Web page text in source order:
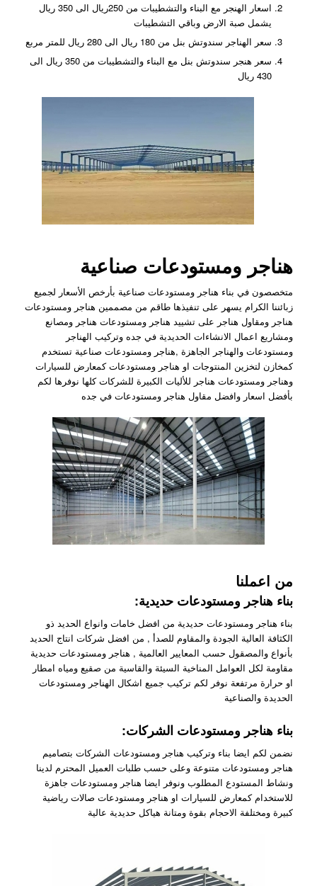
اسعار الهنجر مع البناء والتشطيبات من 250ريال الى 350 ريال
يشمل صبة الارض وباقي التشطيبات
سعر الهناجر سندوتش بنل من 180 ريال الى 280 ريال للمتر مربع
سعر هنجر سندوتش بنل مع البناء والتشطيبات من 350 ريال الى
430 ريال
هناجر ومستودعات صناعية
متخصصون في بناء هناجر ومستودعات صناعية بأرخص الأسعار لجميع
زبائننا الكرام يسهر على تنفيذها طاقم من مصممين هناجر ومستودعات
هناجر ومقاول هناجر على تشييد هناجر ومستودعات هناجر ومصانع
ومشاريع اعمال الانشاءات الحديدية في جده وتركيب الهناجر
ومستودعات والهناجر الجاهزة ,هناجر ومستودعات صناعية تستخدم
كمخازن لتخزين المنتوجات او هناجر ومستودعات كمعارض للسيارات
وهناجر ومستودعات هناجر للأليات الكبيرة للشركات كلها نوفرها لكم
بأفضل اسعار وافضل مقاول هناجر ومستودعات في جده
من اعملنا
بناء هناجر ومستودعات حديدية:
بناء هناجر ومستودعات حديدية من افضل خامات وانواع الحديد ذو
الكثافة العالية الجودة والمقاوم للصدأ , من افضل شركات انتاج الحديد
بأنواع والمصقول حسب المعايير العالمية , هناجر ومستودعات حديدية
مقاومة لكل العوامل المناخية السيئة والقاسية من صقيع ومياه امطار
او حرارة مرتفعة نوفر لكم تركيب جميع اشكال الهناجر ومستودعات
الحديدة والصناعية
بناء هناجر ومستودعات الشركات:
نضمن لكم ايضا بناء وتركيب هناجر ومستودعات الشركات بتصاميم
هناجر ومستودعات متنوعة وعلى حسب طلبات العميل المحترم لدينا
ونشاط المستودع المطلوب ونوفر ايضا هناجر ومستودعات جاهزة
للاستخدام كمعارض للسيارات او هناجر ومستودعات صالات رياضية
كبيرة ومختلفة الاحجام بقوة ومتانة هياكل حديدية عالية